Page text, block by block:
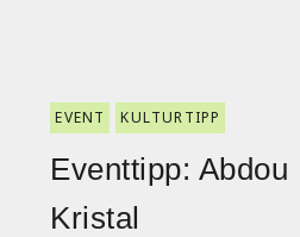
EVENT KULTURTIPP
Eventtipp:
Kristal